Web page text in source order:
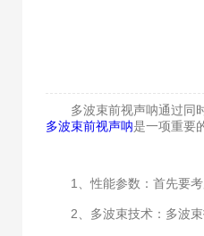
多波束前视声呐通过同时
多波束前视声呐是一项重要
1、性能参数：首先要考
2、多波束技术：多波束